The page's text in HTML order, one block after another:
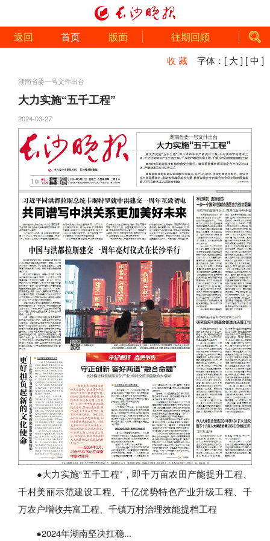
返回 首页 版面 往期回顾
收 藏 字体： [ 大 ] [ 中 ]
湖南省委一号文件出台
大力实施“五千工程”
2024-03-27
●大力实施“五千工程”，即千万亩农田产能提升工程、
千村美丽示范建设工程、千亿优势特色产业升级工程、千
万农户增收共富工程、千镇万村治理效能提档工程
●2024年湖南坚决扛稳...